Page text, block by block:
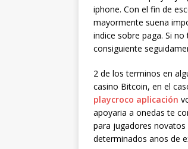
iphone. Con el fin de
mayormente suena
indice sobre paga. Si
consiguiente
2 de los terminos en
casino Bitcoin, en el
playcroco aplicación
apoyaria a onedas te
para jugadores
determinados anos de